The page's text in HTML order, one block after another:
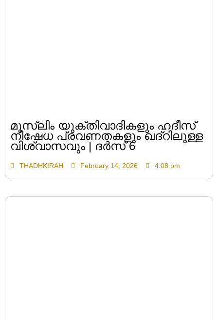
മുസ്ലിം യുക്തിവാദികളും ഹദീസ്
നിഷേധ പ്രവണതകളും ഖദ്റിലുള്ള
വിശ്വാസവും | ദർസ് 6
THADHKIRAH February 14, 2026 4:08 pm